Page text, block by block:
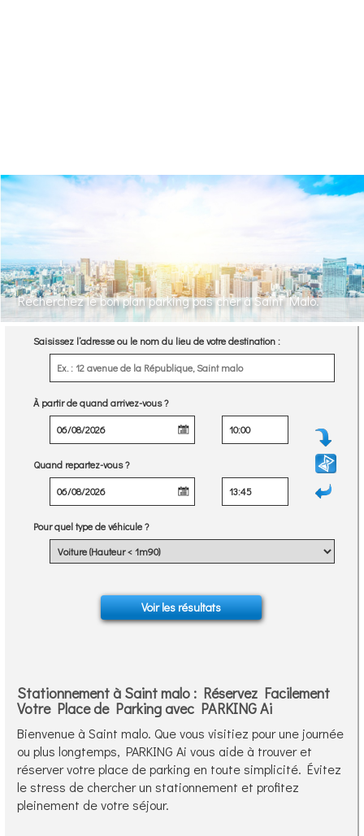
Recherchez le bon plan parking pas cher à Saint Malo.
Saisissez l’adresse ou le nom du lieu de votre destination :
À partir de quand arrivez-vous ?
Quand repartez-vous ?
Pour quel type de véhicule ?
Stationnement à Saint malo : Réservez Facilement
Votre Place de Parking avec PARKING Ai
Bienvenue à Saint malo. Que vous visitiez pour une journée
ou plus longtemps, PARKING Ai vous aide à trouver et
réserver votre place de parking en toute simplicité. Évitez
le stress de chercher un stationnement et profitez
pleinement de votre séjour.